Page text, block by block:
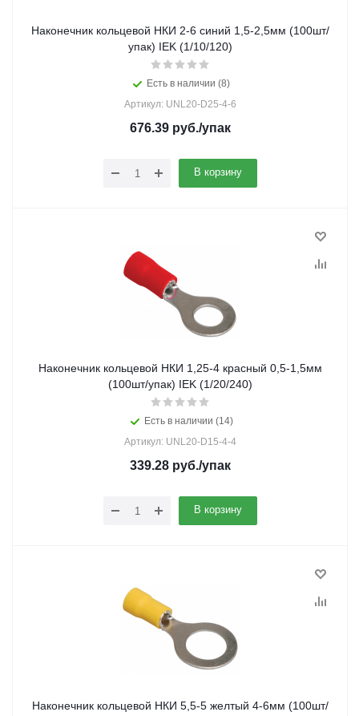
Наконечник кольцевой НКИ 2-6 синий 1,5-2,5мм (100шт/
упак) IEK (1/10/120)
Есть в наличии (8)
Артикул: UNL20-D25-4-6
676.39 руб./упак
В корзину
Наконечник кольцевой НКИ 1,25-4 красный 0,5-1,5мм
(100шт/упак) IEK (1/20/240)
Есть в наличии (14)
Артикул: UNL20-D15-4-4
339.28 руб./упак
В корзину
Наконечник кольцевой НКИ 5,5-5 желтый 4-6мм (100шт/